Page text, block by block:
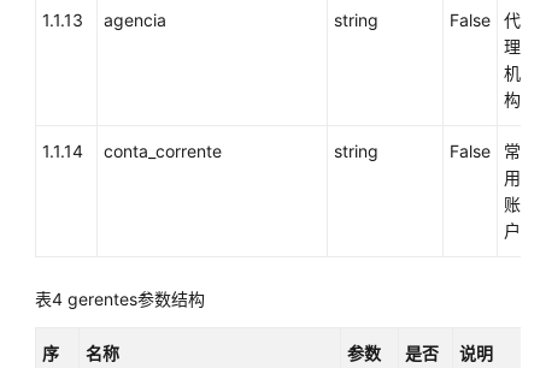
whatsapp
1.1.13 agencia string False
代
理
机
构
1.1.14 conta_corrente string False
常
用
账
户
表4 gerentes参数结构
序
名称
参数
是否
说明